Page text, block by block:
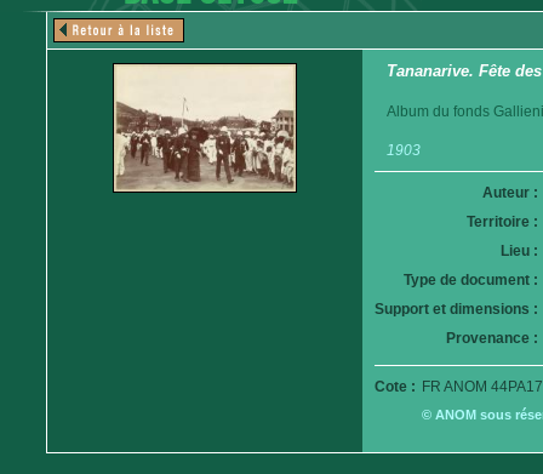
Tananarive. Fête
Album du fonds
1903
Auteur :
Territoire :
Lieu :
Type de document :
Support et dimensions :
Provenance :
Cote : FR ANOM
© ANOM sous